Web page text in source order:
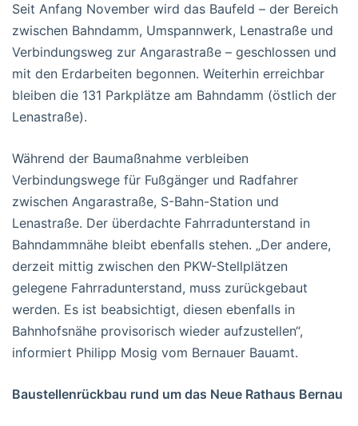
Seit Anfang November wird das Baufeld – der Bereich
zwischen Bahndamm, Umspannwerk, Lenastraße und
Verbindungsweg zur Angarastraße – geschlossen und
mit den Erdarbeiten begonnen. Weiterhin erreichbar
bleiben die 131 Parkplätze am Bahndamm (östlich der
Lenastraße).
Während der Baumaßnahme verbleiben
Verbindungswege für Fußgänger und Radfahrer
zwischen Angarastraße, S-Bahn-Station und
Lenastraße. Der überdachte Fahrradunterstand in
Bahndammnähe bleibt ebenfalls stehen. „Der andere,
derzeit mittig zwischen den PKW-Stellplätzen
gelegene Fahrradunterstand, muss zurückgebaut
werden. Es ist beabsichtigt, diesen ebenfalls in
Bahnhofsnähe provisorisch wieder aufzustellen“,
informiert Philipp Mosig vom Bernauer Bauamt.
Baustellenrückbau rund um das Neue Rathaus Bernau